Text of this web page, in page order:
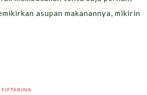
asupan makanannya, mikirin
FIFTARINA